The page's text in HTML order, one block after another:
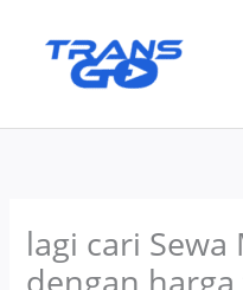
lagi cari
dengan